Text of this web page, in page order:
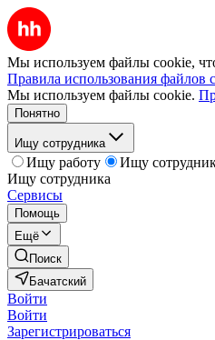
Мы используем файлы cookie,
Правила использования файлов
Мы используем файлы cookie.
Понятно
Ищу сотрудника
Ищу работу
Ищу
Ищу сотрудника
Сервисы
Помощь
Ещё
Поиск
Бачатский
Войти
Войти
Зарегистрироваться